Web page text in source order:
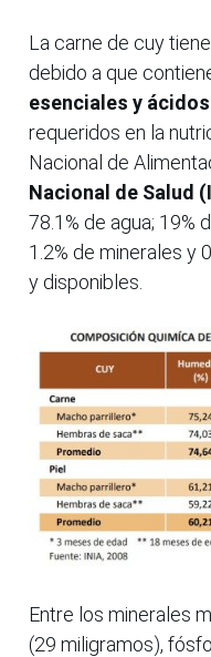
La carne de cuy
debido a que
esenciales y
requeridos en la
Nacional de
Nacional de Salud
78.1% de agua; 19%
1.2% de minerales y
y disponibles.
Entre los minerales
(29 miligramos),